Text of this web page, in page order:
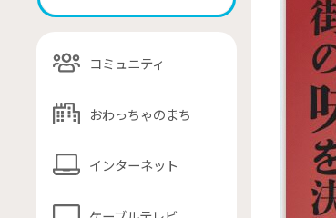
コミュニティ
おわっちゃのまち
インターネット